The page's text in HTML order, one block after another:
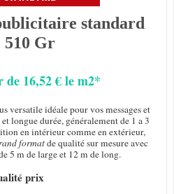
standard
510 Gr
16,52 € le m2*
versatile idéale pour vos messages et
longue durée, généralement de 1 a 3
en intérieur comme en extérieur,
formatde qualité sur mesure avec
5 m de large et 12 m de long.
prix